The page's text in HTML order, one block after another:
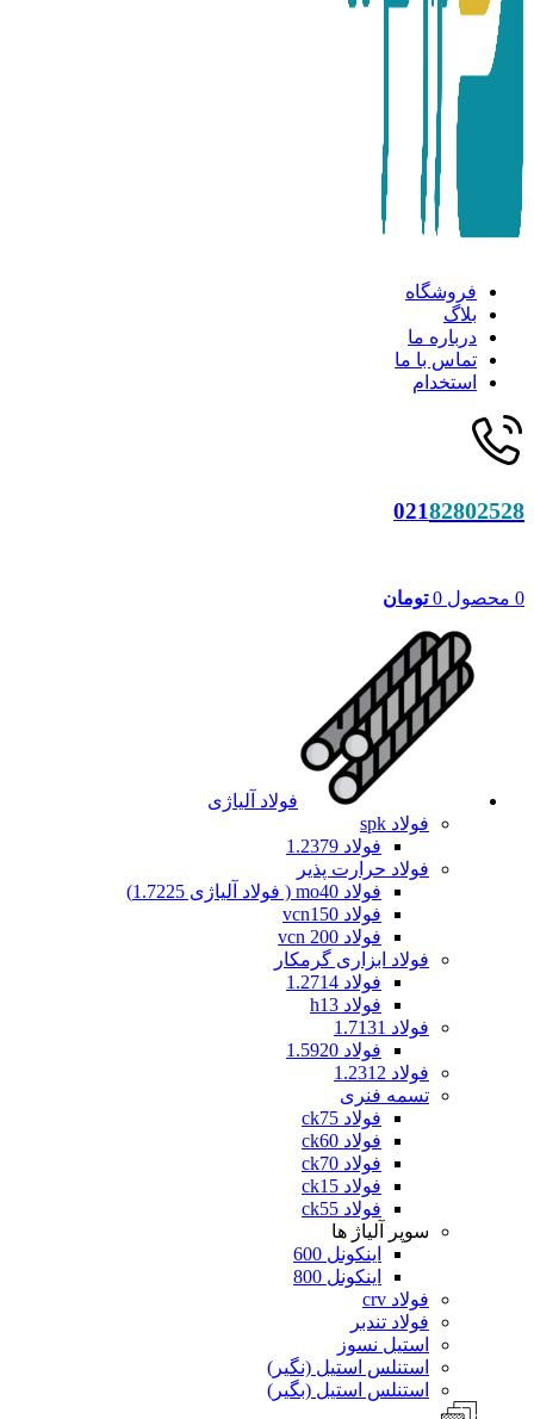
فروشگاه
بلاگ
درباره ما
تماس با ما
استخدام
02182802528
0 محصول 0 تومان
فولاد آلیاژی
فولاد spk
فولاد 1.2379
فولاد حرارت پذیر
فولاد mo40 ( فولاد آلیاژی 1.7225)
فولاد vcn150
فولاد vcn 200
فولاد ابزاری گرمکار
فولاد 1.2714
فولاد h13
فولاد 1.7131
فولاد 1.5920
فولاد 1.2312
تسمه فنری
فولاد ck75
فولاد ck60
فولاد ck70
فولاد ck15
فولاد ck55
سوپر آلیاژ ها
اینکونل 600
اینکونل 800
فولاد crv
فولاد تندبر
استیل نسوز
استنلس استیل (نگیر)
استنلس استیل (بگیر)